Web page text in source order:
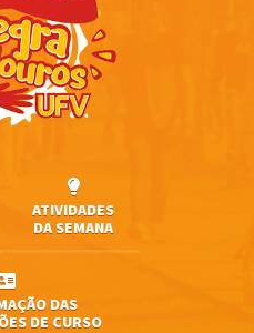
ATIVIDADES
DA SEMANA
DAS
DE CURSO